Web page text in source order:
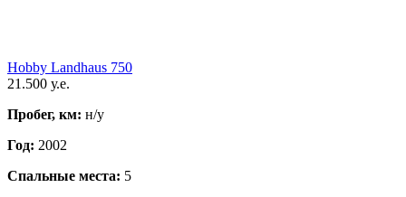
Hobby Landhaus 750
21.500 у.е.
Пробег, км: н/у
Год: 2002
Спальные места: 5